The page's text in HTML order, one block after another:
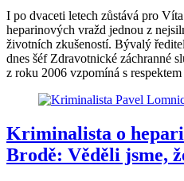
I po dvaceti letech zůstává pro
heparinových vražd jednou z
životních zkušeností. Bývalý
dnes šéf Zdravotnické záchranné
z roku 2006 vzpomíná s
Kriminalista o
Brodě: Věděli jsme,